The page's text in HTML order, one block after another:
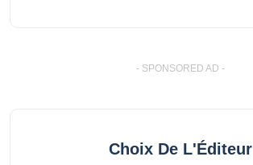
- SPONSORED AD -
Choix De L'Éditeur